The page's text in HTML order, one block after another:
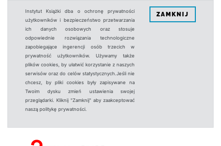
Instytut Książki dba o ochronę prywatności
użytkowników i bezpieczeństwo przetwarzania
ich danych osobowych oraz stosuje
odpowiednie rozwiązania technologiczne
zapobiegające ingerencji osób trzecich w
prywatność użytkowników. Używamy także
plików cookies, by ułatwić korzystanie z naszych
serwisów oraz do celów statystycznych.Jeśli nie
chcesz, by pliki cookies były zapisywane na
Twoim dysku zmień ustawienia swojej
przeglądarki. Kliknij "Zamknij" aby zaakceptować
naszą politykę prywatności.
ZAMKNIJ